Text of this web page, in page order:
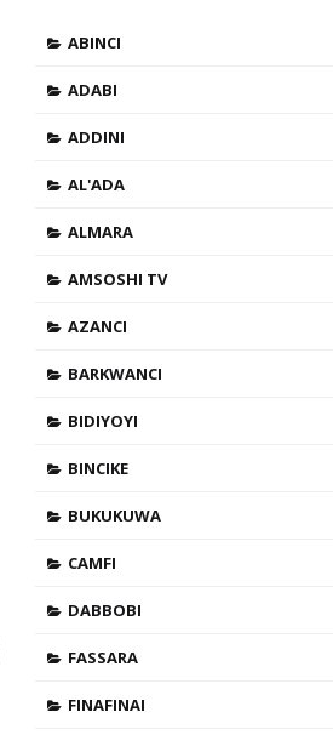
ABINCI
ADABI
ADDINI
AL'ADA
ALMARA
AMSOSHI TV
AZANCI
BARKWANCI
BIDIYOYI
BINCIKE
BUKUKUWA
CAMFI
DABBOBI
FASSARA
FINAFINAI